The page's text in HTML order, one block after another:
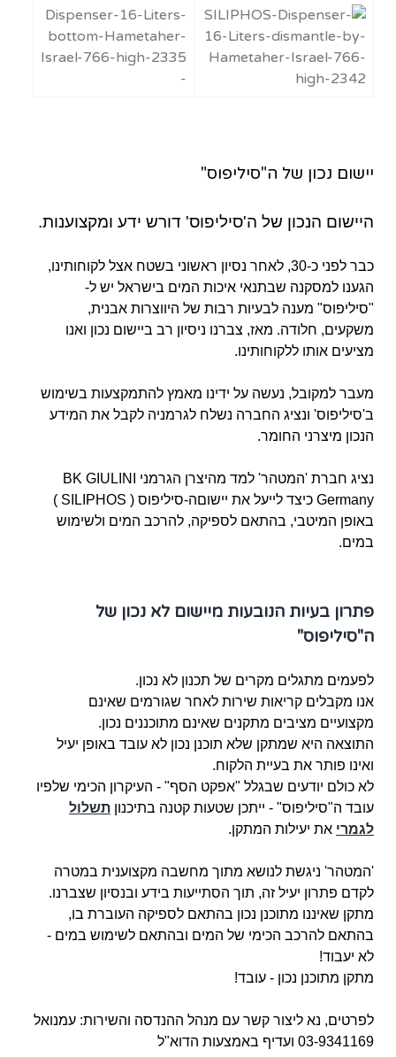
-
יישום נכון של ה"סיליפוס"
היישום הנכון של ה'סיליפוס' דורש ידע ומקצוענות.
כבר לפני כ-30, לאחר נסיון ראשוני בשטח אצל לקוחותינו,
הגענו למסקנה שבתנאי איכות המים בישראל יש ל-
"סיליפוס" מענה לבעיות רבות של היווצרות אבנית,
משקעים, חלודה. מאז, צברנו ניסיון רב ביישום נכון ואנו
מציעים אותו ללקוחותינו.
מעבר למקובל, נעשה על ידינו מאמץ להתמקצעות בשימוש
ב'סיליפוס' ונציג החברה נשלח לגרמניה לקבל את המידע
הנכון מיצרני החומר.
נציג חברת 'המטהר' למד מהיצרן הגרמני BK GIULINI
Germany כיצד לייעל את יישוםה-סיליפוס ( SILIPHOS )
באופן המיטבי, בהתאם לספיקה, להרכב המים ולשימוש
במים.
פתרון בעיות הנובעות מיישום לא נכון של
ה"סיליפוס"
לפעמים מתגלים מקרים של תכנון לא נכון.
אנו מקבלים קריאות שירות לאחר שגורמים שאינם
מקצועיים מציבים מתקנים שאינם מתוכננים נכון.
התוצאה היא שמתקן שלא תוכנן נכון לא עובד באופן יעיל
ואינו פותר את בעיית הלקוח.
לא כולם יודעים שבגלל "אפקט הסף" - העיקרון הכימי שלפיו
עובד ה"סיליפוס" - ייתכן שטעות קטנה בתיכנון תשלול
לגמרי את יעילות המתקן.
'המטהר' ניגשת לנושא מתוך מחשבה מקצוענית במטרה
לקדם פתרון יעיל זה, תוך הסתייעות בידע ובנסיון שצברנו.
מתקן שאיננו מתוכנן נכון בהתאם לספיקה העוברת בו,
בהתאם להרכב הכימי של המים ובהתאם לשימוש במים -
לא יעבוד!
מתקן מתוכנן נכון - עובד!
לפרטים, נא ליצור קשר עם מנהל ההנדסה והשירות: עמנואל
03-9341169 ועדיף באמצעות הדוא"ל